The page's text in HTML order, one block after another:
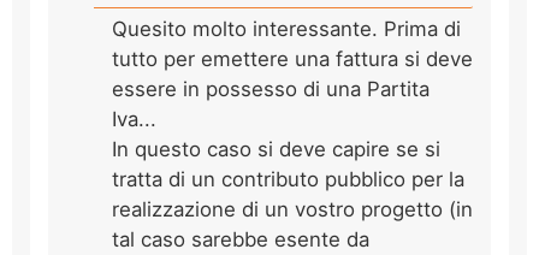
Quesito molto interessante. Prima di
tutto per emettere una fattura si deve
essere in possesso di una Partita
Iva...
In questo caso si deve capire se si
tratta di un contributo pubblico per la
realizzazione di un vostro progetto (in
tal caso sarebbe esente da